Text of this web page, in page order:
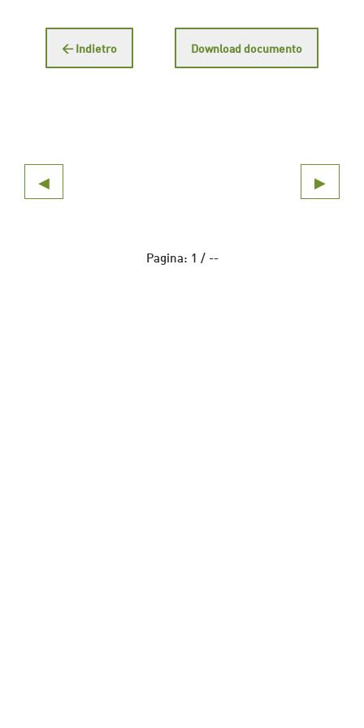
← Indietro Download documento
◀ ▶
Pagina: 1 / --